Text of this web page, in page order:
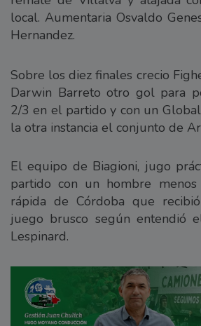
local. Aumentaria Osvaldo
Hernandez.
Sobre los diez finales crecio
Darwin Barreto otro gol para
2/3 en el partido y con un
la otra instancia el conjunto de
El equipo de Biagioni, jugo
partido con un hombre
rápida de Córdoba que
juego brusco según entendió
Lespinard.